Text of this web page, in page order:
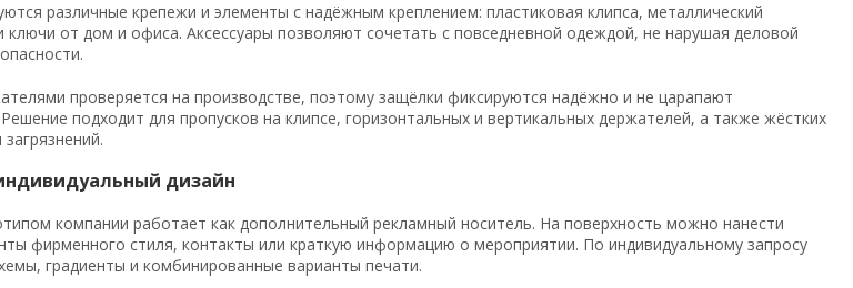
различные крепежи и элементы с надёжным креплением: пластиковая клипса, металлический
ключи от дом и офиса. Аксессуары позволяют сочетать с повседневной одеждой, не нарушая деловой
проверяется на производстве, поэтому защёлки фиксируются надёжно и не царапают
подходит для пропусков на клипсе, горизонтальных и вертикальных держателей, а также жёстких
дизайн
компании работает как дополнительный рекламный носитель. На поверхность можно нанести
фирменного стиля, контакты или краткую информацию о мероприятии. По индивидуальному запросу
градиенты и комбинированные варианты печати.